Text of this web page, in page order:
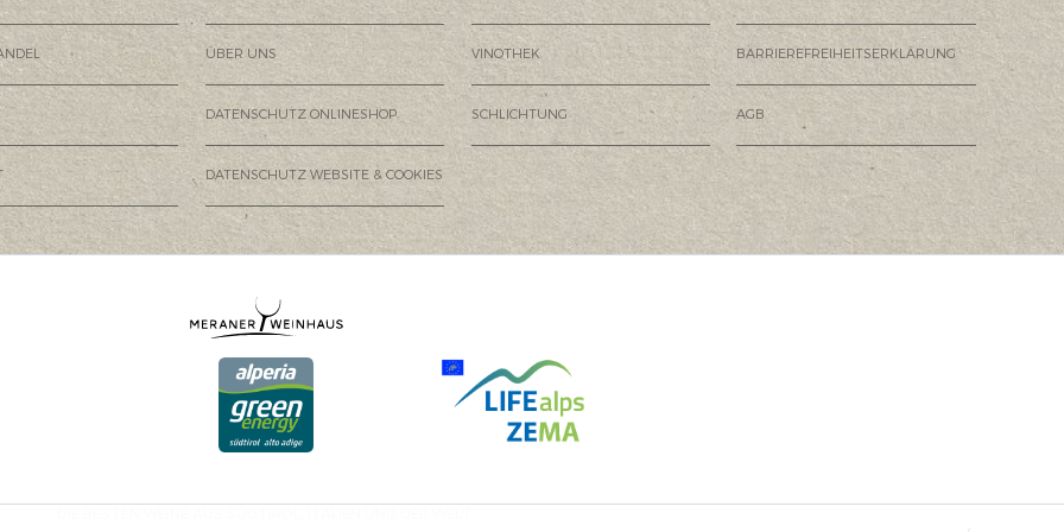
ÜBER UNS VINOTHEK BARRIEREFREIHEITSERKLÄRUNG
DATENSCHUTZ ONLINESHOP SCHLICHTUNG AGB
DATENSCHUTZ WEBSITE & COOKIES